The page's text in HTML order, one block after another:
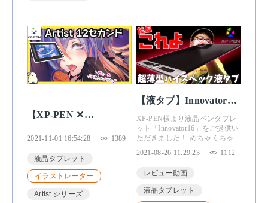
【XP-PEN ✕
描き心地！「Artist12セ
カンドレビュー」
2021-11-01 16:54:28 1389
液晶タブレット
イラストレーター
Artist シリーズ
【液タブ】Innovator16
レビュー【XP-PEN】
XP-PEN様より液晶ペンタブレ
ット「Innovator16」をご提供い
ただきました！ めちゃくちゃ格
しい！
2021-08-26 11:29:23 1112
レビュー動画
液晶タブレット